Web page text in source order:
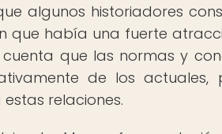
algunos historiadores
que había una fuerte
que las normas y
de los
relaciones.